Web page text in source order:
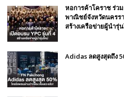
หอการค้าโคราช ร่ว
พาณิชย์จังหวัดนครร
สร้างเครือข่ายผู้นำรุ่
Adidas ลดสูงสุดถึง